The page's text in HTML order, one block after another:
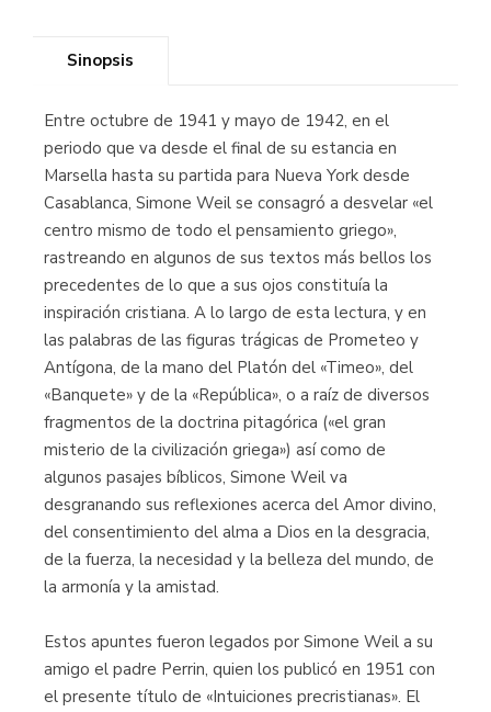
Sinopsis
Entre octubre de 1941 y mayo de 1942, en el
periodo que va desde el final de su estancia en
Marsella hasta su partida para Nueva York desde
Casablanca, Simone Weil se consagró a desvelar «el
centro mismo de todo el pensamiento griego»,
rastreando en algunos de sus textos más bellos los
precedentes de lo que a sus ojos constituía la
inspiración cristiana. A lo largo de esta lectura, y en
las palabras de las figuras trágicas de Prometeo y
Antígona, de la mano del Platón del «Timeo», del
«Banquete» y de la «República», o a raíz de diversos
fragmentos de la doctrina pitagórica («el gran
misterio de la civilización griega») así como de
algunos pasajes bíblicos, Simone Weil va
desgranando sus reflexiones acerca del Amor divino,
del consentimiento del alma a Dios en la desgracia,
de la fuerza, la necesidad y la belleza del mundo, de
la armonía y la amistad.
Estos apuntes fueron legados por Simone Weil a su
amigo el padre Perrin, quien los publicó en 1951 con
el presente título de «Intuiciones precristianas». El